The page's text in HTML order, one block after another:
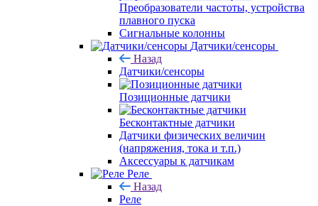
Преобразователи частоты, устройства
плавного пуска
Сигнальные колонны
Датчики/сенсоры
Назад
Датчики/сенсоры
Позиционные датчики
Бесконтактные датчики
Датчики физических величин
(напряжения, тока и т.п.)
Аксессуары к датчикам
Реле
Назад
Реле